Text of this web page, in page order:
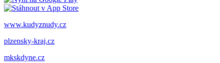
www.kudyznudy.cz
plzensky-kraj.cz
mkskdyne.cz